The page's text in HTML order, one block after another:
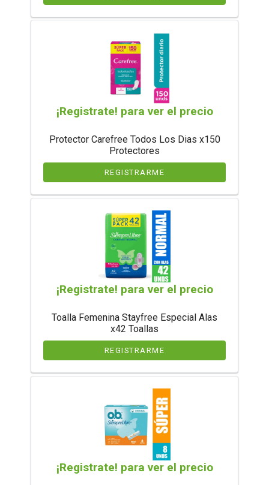
¡Registrate! para ver el precio
Protector Carefree Todos Los Dias x150
Protectores
REGISTRARME
¡Registrate! para ver el precio
Toalla Femenina Stayfree Especial Alas
x42 Toallas
REGISTRARME
¡Registrate! para ver el precio